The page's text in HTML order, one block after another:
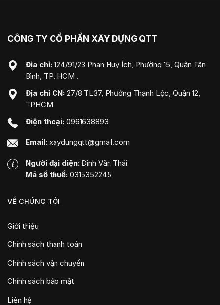
CÔNG TY CỔ PHẦN XÂY DỰNG QTT
Địa chỉ: 124/91/23 Phan Huy Ích, Phường 15, Quận Tân
Bình, TP. HCM .
Địa chỉ CN: 27/8 TL37, Phường Thạnh Lộc, Quận 12,
TPHCM
Điện thoại: 0961638893
Email: xaydungqtt@gmail.com
Người đại diện: Đinh Văn Thái
Mã số thuế: 0315352245
VỀ CHÚNG TÔI
Giới thiệu
Chính sách thanh toán
Chính sách vận chuyển
Chính sách bảo mật
Liên hệ